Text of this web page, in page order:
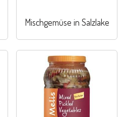
Mischgemüse in Salzlake